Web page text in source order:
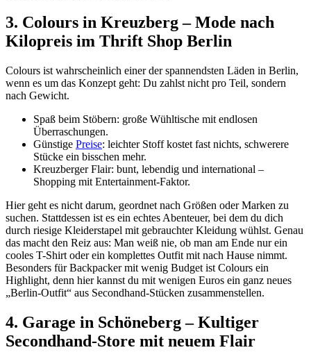
3. Colours in Kreuzberg – Mode nach
Kilopreis im Thrift Shop Berlin
Colours ist wahrscheinlich einer der spannendsten Läden in Berlin,
wenn es um das Konzept geht: Du zahlst nicht pro Teil, sondern
nach Gewicht.
Spaß beim Stöbern: große Wühltische mit endlosen
Überraschungen.
Günstige Preise: leichter Stoff kostet fast nichts, schwerere
Stücke ein bisschen mehr.
Kreuzberger Flair: bunt, lebendig und international –
Shopping mit Entertainment-Faktor.
Hier geht es nicht darum, geordnet nach Größen oder Marken zu
suchen. Stattdessen ist es ein echtes Abenteuer, bei dem du dich
durch riesige Kleiderstapel mit gebrauchter Kleidung wühlst. Genau
das macht den Reiz aus: Man weiß nie, ob man am Ende nur ein
cooles T-Shirt oder ein komplettes Outfit mit nach Hause nimmt.
Besonders für Backpacker mit wenig Budget ist Colours ein
Highlight, denn hier kannst du mit wenigen Euros ein ganz neues
„Berlin-Outfit“ aus Secondhand-Stücken zusammenstellen.
4. Garage in Schöneberg –Kultiger
Secondhand-Store mit neuem Flair